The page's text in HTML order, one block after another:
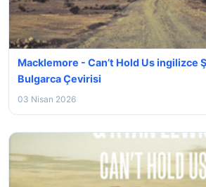
Macklemore - Can’t Hold Us ingilizce
Bulgarca Çevirisi
03 Nisan 2026